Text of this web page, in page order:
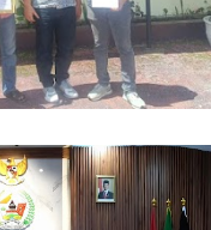
Bangunan Rugikan
ke Polres Dairi,
Pelaku Diusut